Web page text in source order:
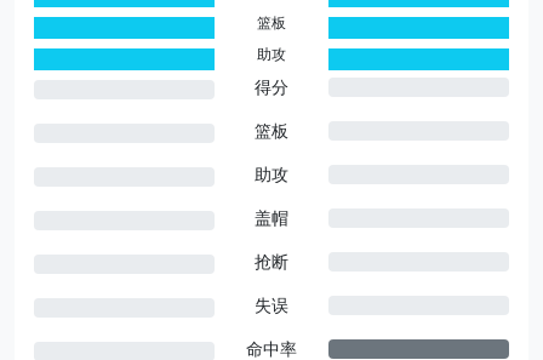
篮板
助攻
得分
篮板
助攻
盖帽
抢断
失误
命中率